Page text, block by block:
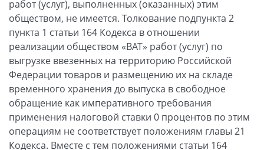
работ (услуг), выполненных (оказанных) этим
обществом, не имеется. Толкование подпункта 2
пункта 1 статьи 164 Кодекса в отношении
реализации обществом «ВАТ» работ (услуг) по
выгрузке ввезенных на территорию Российской
Федерации товаров и размещению их на складе
временного хранения до выпуска в свободное
обращение как императивного требования
применения налоговой ставки 0 процентов по этим
операциям не соответствует положениям главы 21
Кодекса. Вместе с тем положениями статьи 164